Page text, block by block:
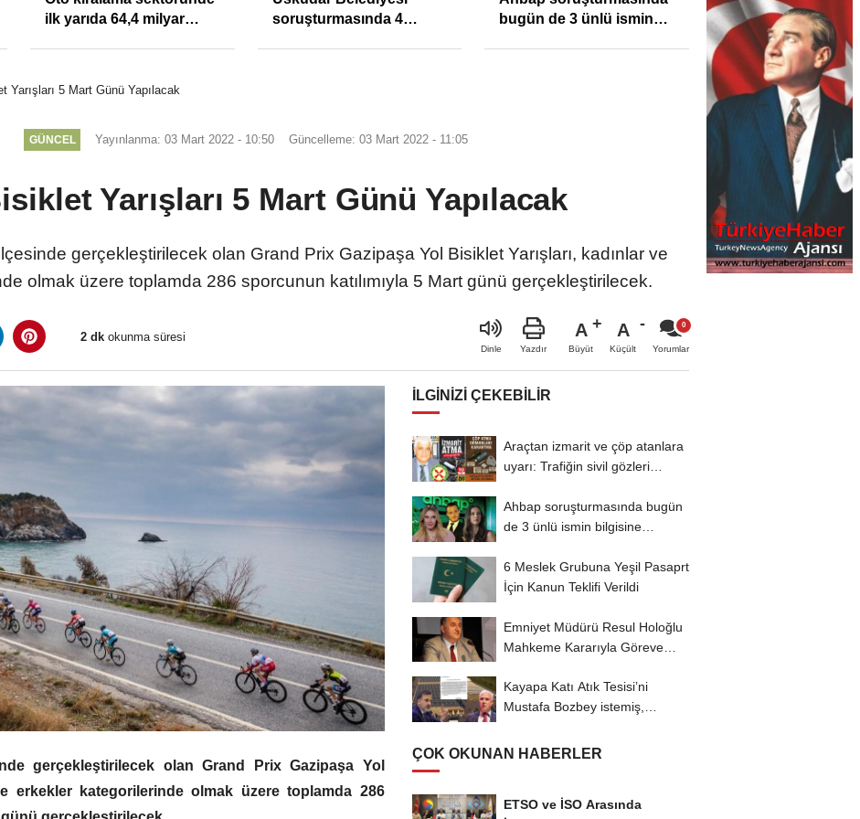
ilk yarıda 64,4 milyar
soruşturmasında 4
bugün de 3 ünlü ismin
Yarışları 5 Mart Günü Yapılacak
GÜNCEL Yayınlanma: 03 Mart 2022 - 10:50 Güncelleme: 03 Mart 2022 - 11:05
Yarışları 5 Mart Günü Yapılacak
gerçekleştirilecek olan Grand Prix Gazipaşa Yol Bisiklet Yarışları, kadınlar ve
olmak üzere toplamda 286 sporcunun katılımıyla 5 Mart günü gerçekleştirilecek.
2 dk okunma süresi
Dinle Yazdır
A
Büyüt
A
Küçült Yorumlar
gerçekleştirilecek olan Grand Prix Gazipaşa Yol
erkekler kategorilerinde olmak üzere toplamda 286
İLGINIZI ÇEKEBILIR
Araçtan izmarit ve çöp atanlara
uyarı: Trafiğin sivil gözleri
Ahbap soruşturmasında bugün
de 3 ünlü ismin bilgisine
6 Meslek Grubuna Yeşil Pasaprt
İçin Kanun Teklifi Verildi
Emniyet Müdürü Resul Holoğlu
Mahkeme Kararıyla Göreve
Kayapa Katı Atık Tesisi’ni
Mustafa Bozbey istemiş,
ÇOK OKUNAN HABERLER
ETSO ve İSO Arasında